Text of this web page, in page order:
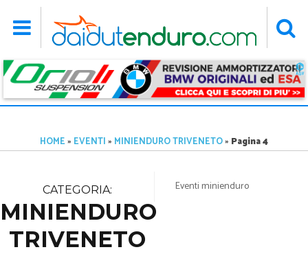
HOME» EVENTI» MINIENDURO TRIVENETO» Pagina 4
CATEGORIA:
MINIENDURO
TRIVENETO
Eventi minienduro